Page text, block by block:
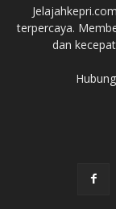
terpercaya.
dan